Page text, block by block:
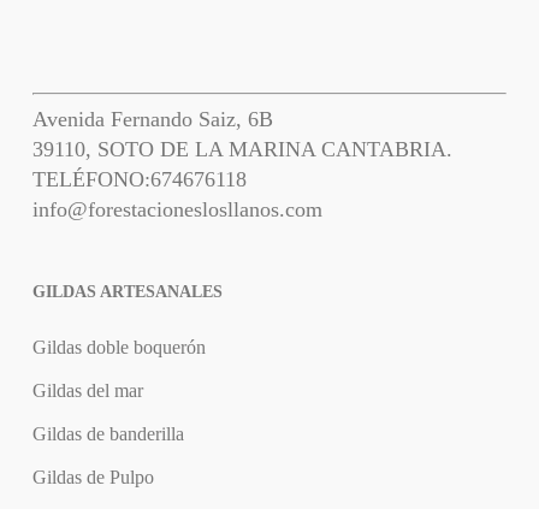
Avenida Fernando Saiz, 6B
39110, SOTO DE LA MARINA CANTABRIA.
TELÉFONO:674676118
info@forestacioneslosllanos.com
GILDAS ARTESANALES
Gildas doble boquerón
Gildas del mar
Gildas de banderilla
Gildas de Pulpo